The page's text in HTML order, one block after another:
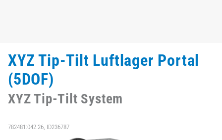
XYZ Tip-Tilt Luftlager Portal
(5DOF)
XYZ Tip-Tilt System
782481:042.26, ID236787